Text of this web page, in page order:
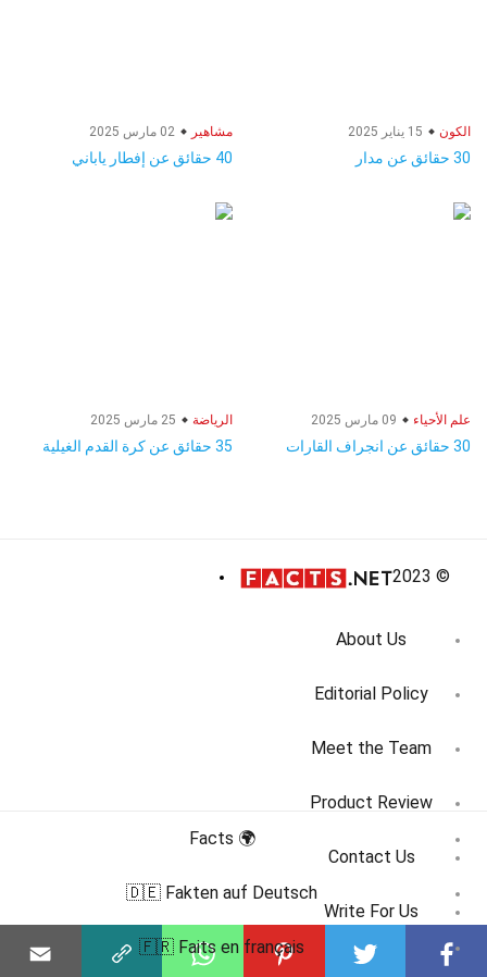
الكون
30 حقائق عن مدار
مشاهير
40 حقائق عن إفطار ياباني
علم الأحياء
30 حقائق عن انجراف القارات
الرياضة
35 حقائق عن كرة القدم الغيلية
© 2023
About Us
Editorial Policy
Meet the Team
Product Review
Contact Us
Write For Us
Affiliate Disclosure
🌍 Facts
🇩🇪 Fakten auf Deutsch
🇫🇷 Faits en français